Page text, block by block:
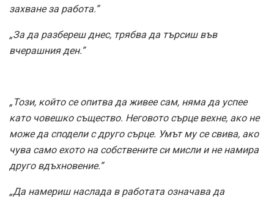
захване за работа.”
„За да разбереш днес, трябва да търсиш във
вчерашния ден.”
„Този, който се опитва да живее сам, няма да успее
като човешко същество. Неговото сърце вехне, ако не
може да сподели с друго сърце. Умът му се свива, ако
чува само ехото на собствените си мисли и не намира
друго вдъхновение.”
„Да намериш наслада в работата означава да